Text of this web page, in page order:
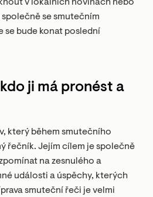
v lokálních novinách nebo
se smutečním
se bude konat poslední
ji má pronést a
který během smutečního
řečník. Jejím cílem je společně
na zesnulého a
události a úspěchy, kterých
smuteční řeči je velmi